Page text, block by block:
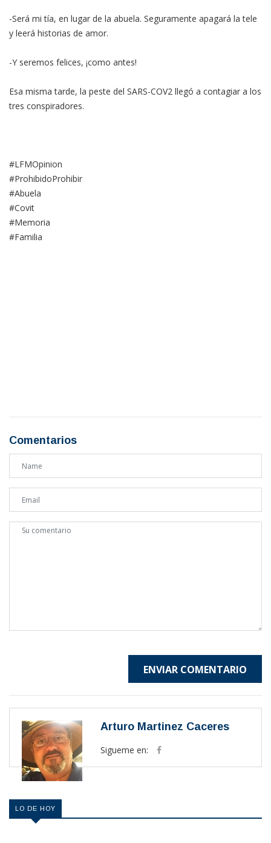
-Será mi tía, en lugar de la abuela. Seguramente apagará la tele
y leerá historias de amor.
-Y seremos felices, ¡como antes!
Esa misma tarde, la peste del SARS-COV2 llegó a contagiar a los
tres conspiradores.
#LFMOpinion
#ProhibidoProhibir
#Abuela
#Covit
#Memoria
#Familia
Comentarios
ENVIAR COMENTARIO
Arturo Martinez Caceres
Sigueme en:
LO DE HOY